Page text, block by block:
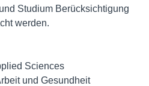
Studium Berücksichtigung
werden.
Sciences
und Gesundheit